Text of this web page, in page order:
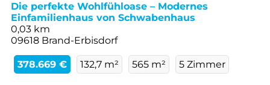
Die perfekte Wohlfühloase – Modernes
Einfamilienhaus von Schwabenhaus
0,03 km
09618 Brand-Erbisdorf
378.669 € 132,7 m² 565 m² 5 Zimmer